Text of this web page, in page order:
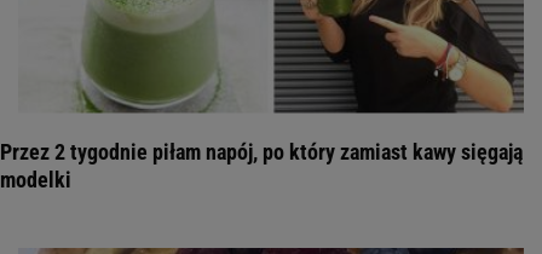
Przez 2 tygodnie piłam napój, po który zamiast kawy sięgają
modelki